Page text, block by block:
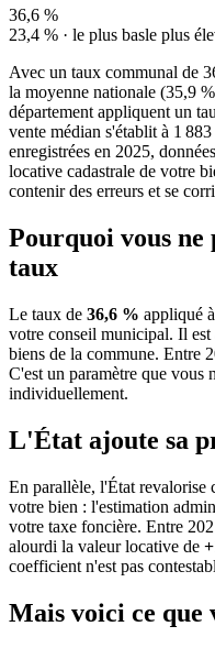
36,6 %
23,4 % · le plus basle plus
Avec un taux communal de
la moyenne nationale (35,9
département appliquent un
vente médian s'établit à 1
enregistrées en 2025,
locative cadastrale de votre
contenir des erreurs et se
Pourquoi vous ne
taux
Le taux de 36,6 % appliqué
votre conseil municipal. Il
biens de la commune. Entre
C'est un paramètre que vous
individuellement.
L'État ajoute sa
En parallèle, l'État revalorise
votre bien : l'estimation
votre taxe foncière. Entre
alourdi la valeur locative de
coefficient n'est pas
Mais voici ce que